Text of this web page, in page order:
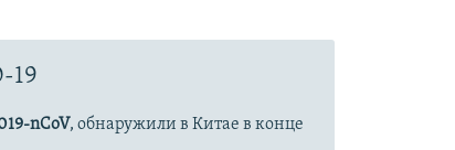
19
nCoV, обнаружили в Китае в конце